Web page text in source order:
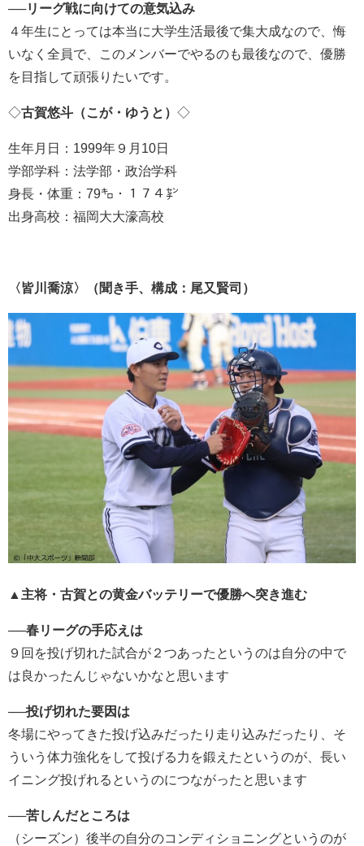
──リーグ戦に向けての意気込み
４年生にとっては本当に大学生活最後で集大成なので、悔
いなく全員で、このメンバーでやるのも最後なので、優勝
を目指して頑張りたいです。
◇古賀悠斗（こが・ゆうと） ◇
生年月日：1999年９月10日
学部学科：法学部・政治学科
身長・体重：79㌔・１７４㌢
出身高校：福岡大大濠高校
〈皆川喬涼〉（聞き手、構成：尾又賢司）
▲主将・古賀との黄金バッテリーで優勝へ突き進む
──春リーグの手応えは
９回を投げ切れた試合が２つあったというのは自分の中で
は良かったんじゃないかなと思います
──投げ切れた要因は
冬場にやってきた投げ込みだったり走り込みだったり、そ
ういう体力強化をして投げる力を鍛えたというのが、長い
イニング投げれるというのにつながったと思います
──苦しんだところは
（シーズン）後半の自分のコンディショニングというのが